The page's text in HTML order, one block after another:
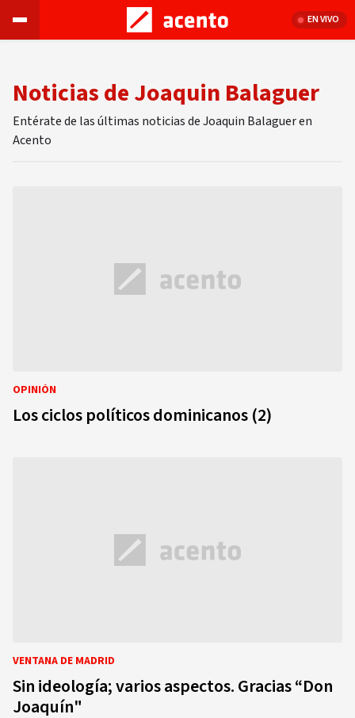
EN VIVO
Noticias de Joaquin Balaguer
Entérate de las últimas noticias de Joaquin Balaguer en
Acento
OPINIÓN
Los ciclos políticos dominicanos (2)
VENTANA DE MADRID
Sin ideología; varios aspectos. Gracias “Don
Joaquín"